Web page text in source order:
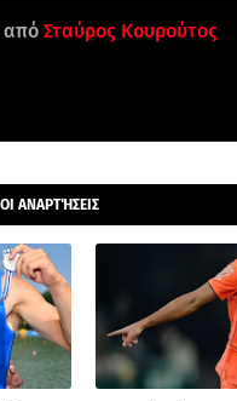
από Σταύρος Κουρούτος
ΑΝΑΡΤΉΣΕΙΣ